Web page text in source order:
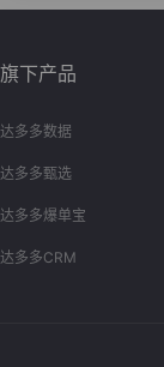
旗下产品
达多多数据
达多多甄选
达多多爆单宝
达多多CRM